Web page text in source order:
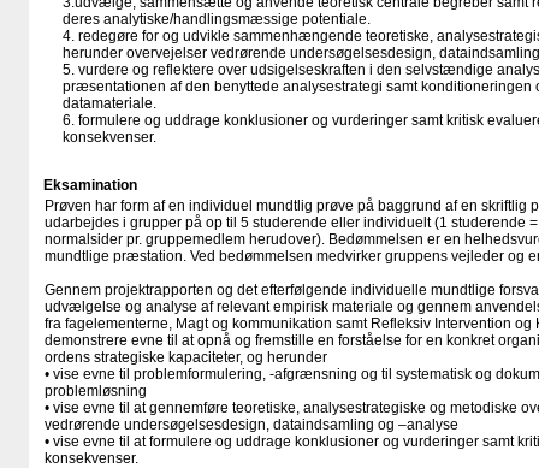
deres analytiske/handlingsmæssige potentiale.
4. redegøre for og udvikle sammenhængende teoretiske,
herunder overvejelser vedrørende undersøgelsesdesign,
5. vurdere og reflektere over udsigelseskraften i den selvstændige
præsentationen af den benyttede analysestrategi samt konditioneringen
datamateriale.
6. formulere og uddrage konklusioner og vurderinger samt kritisk
konsekvenser.
Eksamination
Prøven har form af en individuel mundtlig prøve på baggrund af en skriftlig
udarbejdes i grupper på op til 5 studerende eller individuelt (1 studerende
normalsider pr. gruppemedlem herudover). Bedømmelsen er en
mundtlige præstation. Ved bedømmelsen medvirker gruppens vejleder og
Gennem projektrapporten og det efterfølgende individuelle mundtlige
udvælgelse og analyse af relevant empirisk materiale og gennem
fra fagelementerne, Magt og kommunikation samt Refleksiv Intervention og
demonstrere evne til at opnå og fremstille en forståelse for en konkret
ordens strategiske kapaciteter, og herunder
• vise evne til problemformulering, -afgrænsning og til systematisk og
problemløsning
• vise evne til at gennemføre teoretiske, analysestrategiske og metodiske
vedrørende undersøgelsesdesign, dataindsamling og –analyse
• vise evne til at formulere og uddrage konklusioner og vurderinger samt
konsekvenser.